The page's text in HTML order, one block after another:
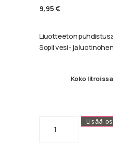
9,95€
Liuotteeton
Sopii vesi- ja
Koko litroissa
Lisää